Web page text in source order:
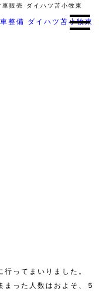
販売 ダイハツ苫小牧東
ってまいりました。
った人数はおよそ、５